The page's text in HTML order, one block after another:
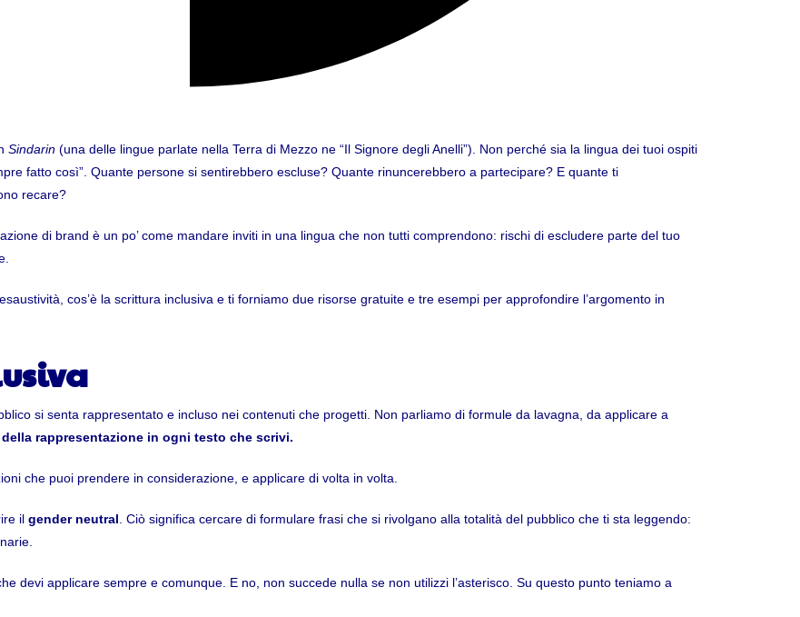
Sindarin (una delle lingue parlate nella Terra di Mezzo ne “Il Signore degli Anelli”). Non perché sia la lingua dei tuoi ospiti
fatto così”. Quante persone si sentirebbero escluse? Quante rinuncerebbero a partecipare? E quante ti
recare?
di brand è un po’ come mandare inviti in una lingua che non tutti comprendono: rischi di escludere parte del tuo
cos’è la scrittura inclusiva e ti forniamo due risorse gratuite e tre esempi per approfondire l’argomento in
si senta rappresentato e incluso nei contenuti che progetti. Non parliamo di formule da lavagna, da applicare a
rappresentazione in ogni testo che scrivi.
che puoi prendere in considerazione, e applicare di volta in volta.
il gender neutral. Ciò significa cercare di formulare frasi che si rivolgano alla totalità del pubblico che ti sta leggendo:
devi applicare sempre e comunque. E no, non succede nulla se non utilizzi l’asterisco. Su questo punto teniamo a